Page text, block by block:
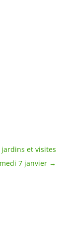
et visites
7 janvier →